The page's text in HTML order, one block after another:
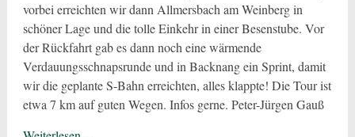
vorbei erreichten wir dann Allmersbach am Weinberg in
schöner Lage und die tolle Einkehr in einer Besenstube. Vor
der Rückfahrt gab es dann noch eine wärmende
Verdauungsschnapsrunde und in Backnang ein Sprint, damit
wir die geplante S-Bahn erreichten, alles klappte! Die Tour ist
etwa 7 km auf guten Wegen. Infos gerne. Peter-Jürgen Gauß